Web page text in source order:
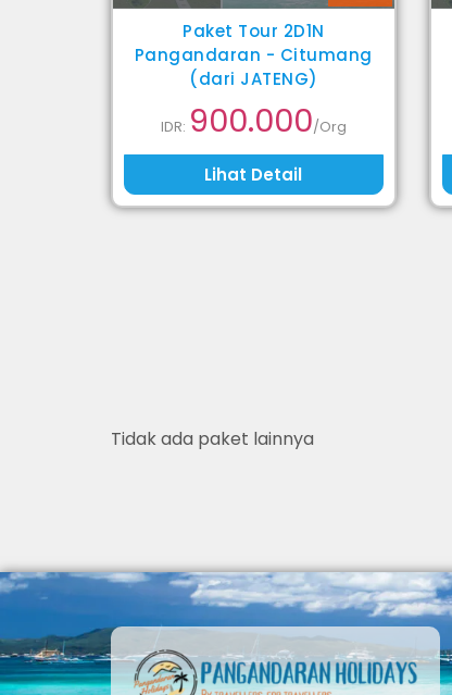
Paket Tour 2D1N
Pangandaran - Citumang
(dari JATENG)
IDR: 900.000/Org
Lihat Detail
Tidak ada paket lainnya